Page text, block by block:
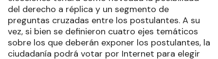
del derecho a réplica y un segmento de
preguntas cruzadas entre los postulantes. A su
vez, si bien se definieron cuatro ejes temáticos
sobre los que deberán exponer los postulantes, la
ciudadanía podrá votar por Internet para elegir